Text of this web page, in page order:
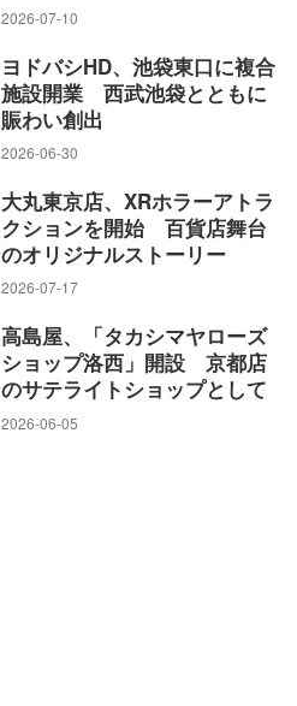
2026-07-10
ヨドバシHD、池袋東口に複合
施設開業 西武池袋とともに
賑わい創出
2026-06-30
大丸東京店、XRホラーアトラ
クションを開始 百貨店舞台
のオリジナルストーリー
2026-07-17
高島屋、「タカシマヤローズ
ショップ洛西」開設 京都店
のサテライトショップとして
2026-06-05